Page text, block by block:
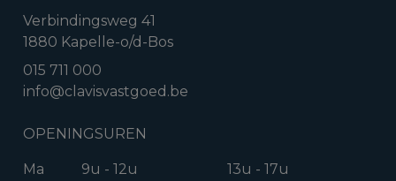
Verbindingsweg 41
1880 Kapelle-o/d-Bos
015 711 000
info@clavisvastgoed.be
OPENINGSUREN
Ma 9u - 12u
13u - 17u